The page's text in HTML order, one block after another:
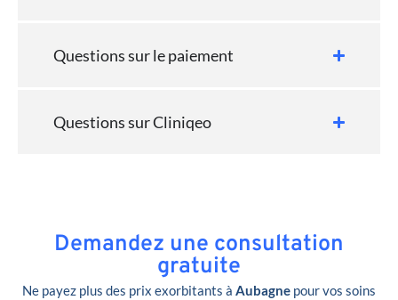
Questions sur le paiement
Questions sur Cliniqeo
Demandez une consultation
gratuite
Ne payez plus des prix exorbitants à Aubagne pour vos soins